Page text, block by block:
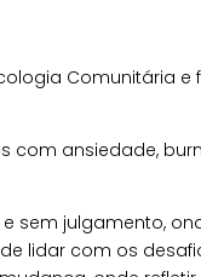
ansiedade,
sem julgamento,
lidar com os